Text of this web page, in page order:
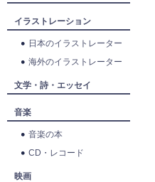
イラストレーション
日本のイラストレーター
海外のイラストレーター
文学・詩・エッセイ
音楽
音楽の本
CD・レコード
映画